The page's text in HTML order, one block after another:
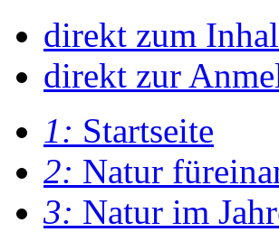
direkt zum
direkt zur
1: Startseite
2: Natur
3: Natur im